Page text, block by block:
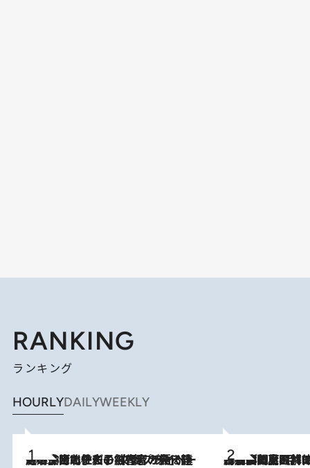
RANKING
ランキング
HOURLYDAILYWEEKLY
2026.8.3
《「文士の子ども被害者の会」発足！》阿川佐和子（72）が語る遠藤周作に北杜夫、劇作家・矢代静一の子どもたちの“文豪プライベート事件簿” 2026.8.8
「最後に見られてよかった」上野動物園の東園パンダ舎が解体前に特別公開。8月16日まで延長されたパネル展と共に辿る“半世紀”のパンダ飼育《解体工事の図面あり》